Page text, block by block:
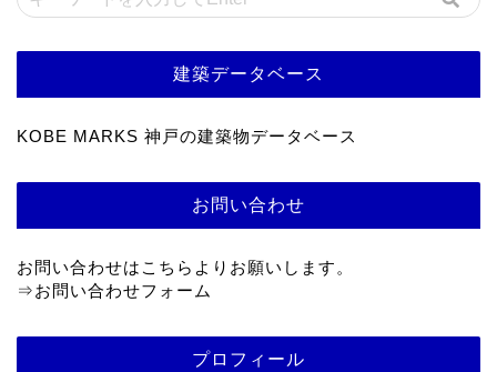
建築データベース
KOBE MARKS 神戸の建築物データベース
お問い合わせ
お問い合わせはこちらよりお願いします。
⇒お問い合わせフォーム
プロフィール